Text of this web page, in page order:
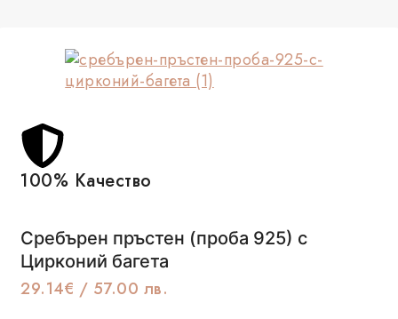
100% Качество
Сребърен пръстен (проба 925) с
Цирконий багета
29.14€ / 57.00 лв.